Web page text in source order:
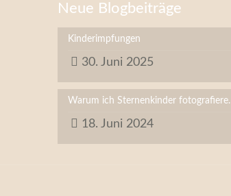
Neue Blogbeiträge
Kinderimpfungen
30. Juni 2025
Warum ich Sternenkinder fotografiere.
18. Juni 2024